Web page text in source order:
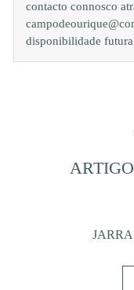
contacto connosco
disponibilidade